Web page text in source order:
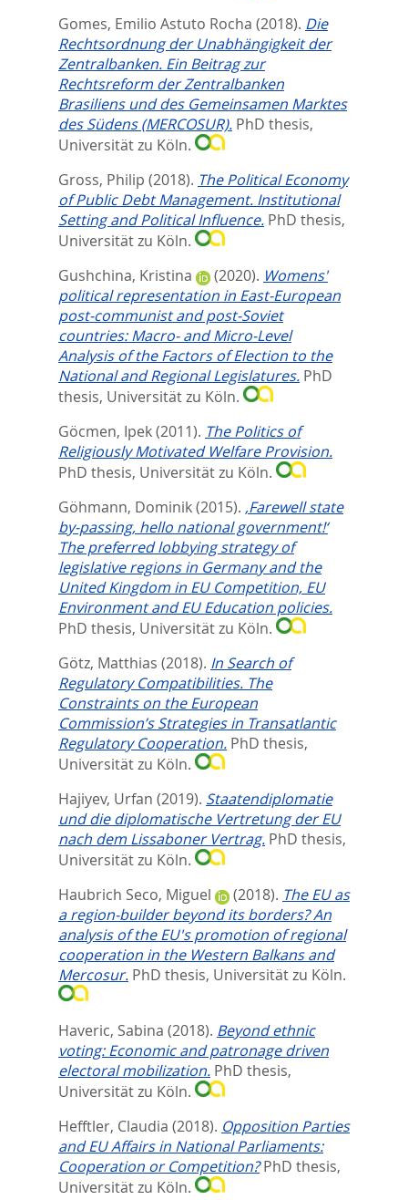
Gomes, Emilio Astuto Rocha (2018). Die
Rechtsordnung der Unabhängigkeit der
Zentralbanken. Ein Beitrag zur
Rechtsreform der Zentralbanken
Brasiliens und des Gemeinsamen Marktes
des Südens (MERCOSUR). PhD thesis,
Universität zu Köln.
Gross, Philip (2018). The Political Economy
of Public Debt Management. Institutional
Setting and Political Influence. PhD thesis,
Universität zu Köln.
Gushchina, Kristina
(2020). Womens'
political representation in East-European
post-communist and post-Soviet
countries: Macro- and Micro-Level
Analysis of the Factors of Election to the
National and Regional Legislatures. PhD
thesis, Universität zu Köln.
Göcmen, Ipek(2011). The Politics of
Religiously Motivated Welfare Provision.
PhD thesis, Universität zu Köln.
Göhmann, Dominik(2015). ‚Farewell state
by-passing, hello national government!‘
The preferred lobbying strategy of
legislative regions in Germany and the
United Kingdom in EU Competition, EU
Environment and EU Education policies.
PhD thesis, Universität zu Köln.
Götz, Matthias (2018). In Search of
Regulatory Compatibilities. The
Constraints on the European
Commission’s Strategies in Transatlantic
Regulatory Cooperation. PhD thesis,
Universität zu Köln.
Hajiyev, Urfan (2019). Staatendiplomatie
und die diplomatische Vertretung der EU
nach dem Lissaboner Vertrag. PhD thesis,
Universität zu Köln.
Haubrich Seco, Miguel
(2018). The EU as
a region-builder beyond its borders? An
analysis of the EU's promotion of regional
cooperation in the Western Balkans and
Mercosur. PhD thesis, Universität zu Köln.
Haveric, Sabina (2018). Beyond ethnic
voting: Economic and patronage driven
electoral mobilization. PhD thesis,
Universität zu Köln.
Hefftler, Claudia (2018). Opposition Parties
and EU Affairs in National Parliaments:
Cooperation or Competition? PhD thesis,
Universität zu Köln.